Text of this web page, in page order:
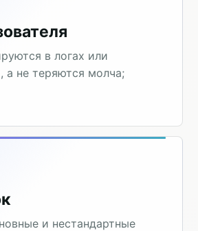
в логах или
а не теряются молча;
и нестандартные